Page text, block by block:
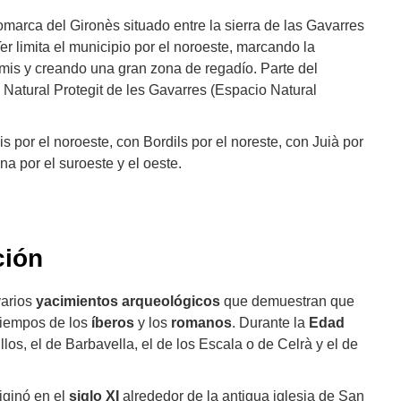
del Gironès situado entre la sierra de las Gavarres
limita el municipio por el noroeste, marcando la
y creando una gran zona de regadío. Parte del
Protegit de les Gavarres (Espacio Natural
por el noroeste, con Bordils por el noreste, con Juià por
por el suroeste y el oeste.
yacimientos arqueológicos que demuestran que
de los íberos y los romanos. Durante la Edad
el de Barbavella, el de los Escala o de Celrà y el de
en el siglo XI alrededor de la antigua iglesia de San